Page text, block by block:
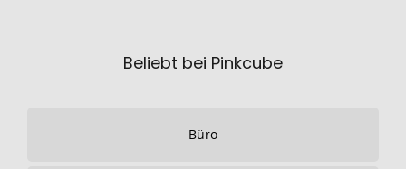
Beliebt bei Pinkcube
Büro